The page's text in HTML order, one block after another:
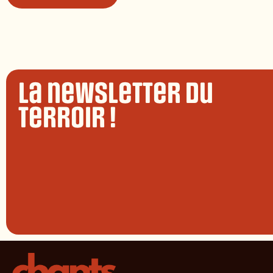
La newsletter du
terroir !